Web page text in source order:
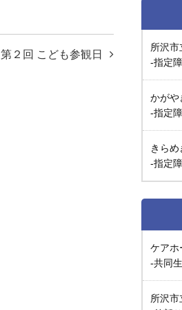
第２回 こども参観日
所沢市
-指定
かがや
-指定
きらめ
-指定
ケアホ
-共同
所沢市